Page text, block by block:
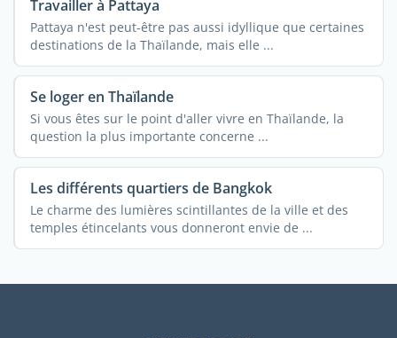
Travailler à Pattaya
Pattaya n'est peut-être pas aussi idyllique que certaines
destinations de la Thaïlande, mais elle ...
Se loger en Thaïlande
Si vous êtes sur le point d'aller vivre en Thaïlande, la
question la plus importante concerne ...
Les différents quartiers de Bangkok
Le charme des lumières scintillantes de la ville et des
temples étincelants vous donneront envie de ...